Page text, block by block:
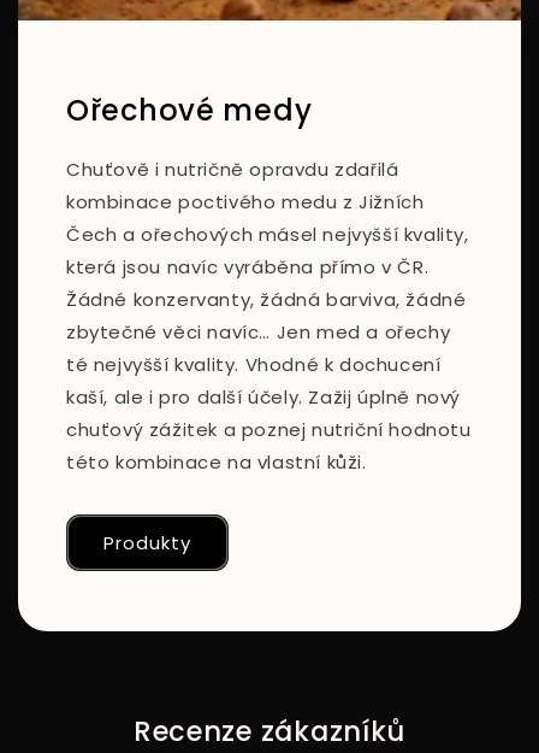
Ořechové medy
Chuťově i nutričně opravdu zdařilá
kombinace poctivého medu z Jižních
Čech a ořechových másel nejvyšší kvality,
která jsou navíc vyráběna přímo v ČR.
Žádné konzervanty, žádná barviva, žádné
zbytečné věci navíc… Jen med a ořechy
té nejvyšší kvality. Vhodné k dochucení
kaší, ale i pro další účely. Zažij úplně nový
chuťový zážitek a poznej nutriční hodnotu
této kombinace na vlastní kůži.
Produkty
Recenze zákazníků